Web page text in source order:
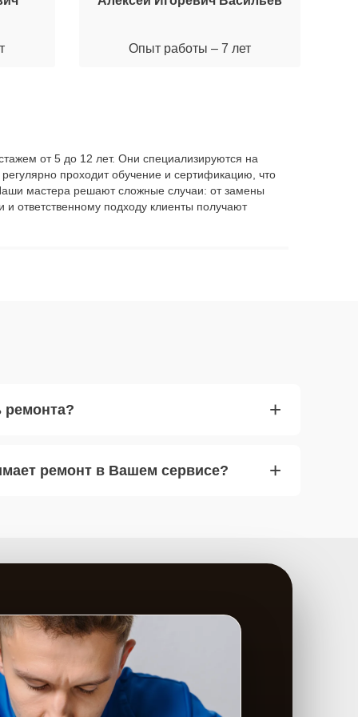
Опыт работы – 7 лет
от 5 до 12 лет. Они специализируются на
проходит обучение и сертификацию, что
мастера решают сложные случаи: от замены
ответственному подходу клиенты получают
ремонта? +
ремонт в Вашем сервисе? +